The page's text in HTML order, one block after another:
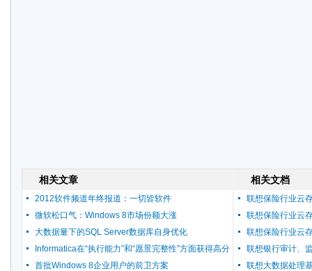
相关文章
2012软件频道年终报道：一切皆软件
微软松口气：Windows 8市场份额大涨
大数据量下的SQL Server数据库自身优化
Informatica在“执行能力”和“愿景完整性”方面获得高分
首批Windows 8企业用户的前卫方案
相关文档
联想保险行业云
联想保险行业云
联想保险行业云
联想银行审计、
联想大数据处理